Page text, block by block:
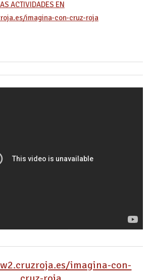
ACTIVIDADES EN
imagina-con-cruz-roja
imagina-con-